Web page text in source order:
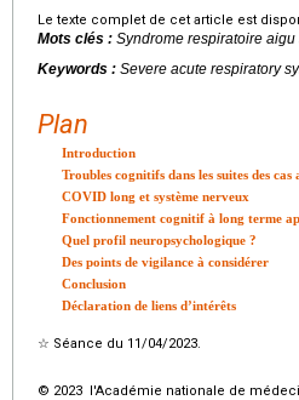
Le texte complet de cet article est
Mots clés : Syndrome respiratoire
Keywords : Severe acute respiratory
Plan
Introduction
Troubles cognitifs dans les suites des
COVID long et système nerveux
Fonctionnement cognitif à long terme
Quel profil neuropsychologique ?
Des points de vigilance à considérer
Conclusion
Déclaration de liens d’intérêts
☆ Séance du 11/04/2023.
© 2023 l'Académie nationale de